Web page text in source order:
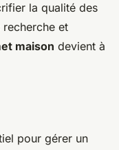
la qualité des
et
maison devient à
pour gérer un